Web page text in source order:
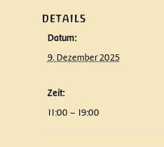
DETAILS
Datum:
9. Dezember 2025
Zeit:
11:00 – 19:00